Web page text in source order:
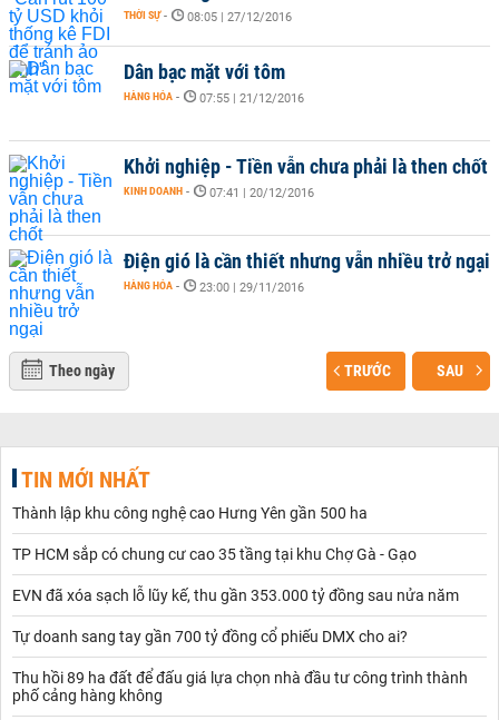
THỜI SỰ - 08:05 | 27/12/2016
Dân bạc mặt với tôm
HÀNG HÓA - 07:55 | 21/12/2016
Khởi nghiệp - Tiền vẫn chưa phải là then chốt
KINH DOANH - 07:41 | 20/12/2016
Điện gió là cần thiết nhưng vẫn nhiều trở ngại
HÀNG HÓA - 23:00 | 29/11/2016
Theo ngày TRƯỚC SAU
TIN MỚI NHẤT
Thành lập khu công nghệ cao Hưng Yên gần 500 ha
TP HCM sắp có chung cư cao 35 tầng tại khu Chợ Gà - Gạo
EVN đã xóa sạch lỗ lũy kế, thu gần 353.000 tỷ đồng sau nửa năm
Tự doanh sang tay gần 700 tỷ đồng cổ phiếu DMX cho ai?
Thu hồi 89 ha đất để đấu giá lựa chọn nhà đầu tư công trình thành
phố cảng hàng không